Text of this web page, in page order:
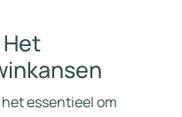
essentieel om